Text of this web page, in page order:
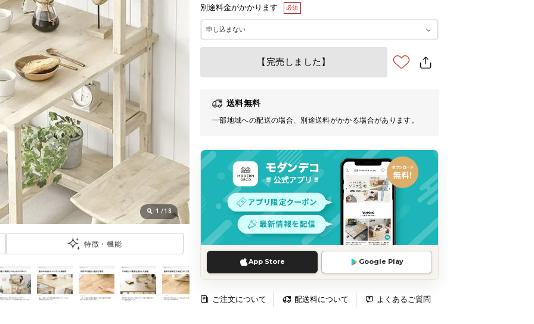
別途料金がかかります
【完売しました】
送料無料
一部地域への配送の場合、別途送料がかかる場合があります。
App Store Google Play
ご注文について 配送料について よくあるご質問
1 /18
特徴・機能